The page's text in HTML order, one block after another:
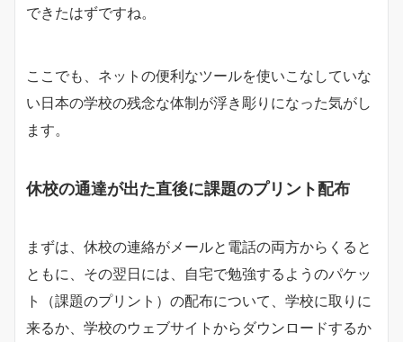
できたはずですね。
ここでも、ネットの便利なツールを使いこなしていな
い日本の学校の残念な体制が浮き彫りになった気がし
ます。
休校の通達が出た直後に課題のプリント配布
まずは、休校の連絡がメールと電話の両方からくると
ともに、その翌日には、自宅で勉強するようのパケッ
ト（課題のプリント）の配布について、学校に取りに
来るか、学校のウェブサイトからダウンロードするか